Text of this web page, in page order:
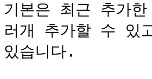
기본은 최근 추가
러개 추가할 수 있
있습니다.